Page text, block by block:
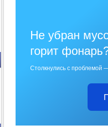
Не убран
горит
Столкнулись с проблемой